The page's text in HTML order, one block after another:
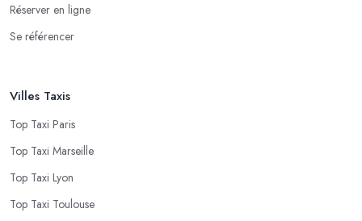
Réserver en ligne
Se référencer
Villes Taxis
Top Taxi Paris
Top Taxi Marseille
Top Taxi Lyon
Top Taxi Toulouse